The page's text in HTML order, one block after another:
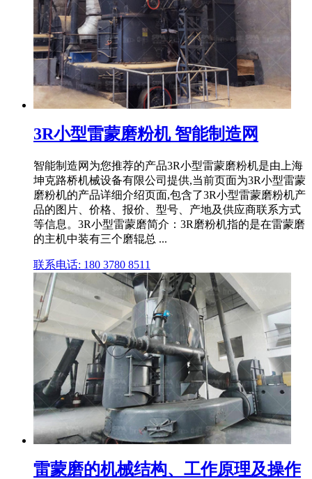
3R小型雷蒙磨粉机 智能制造网
智能制造网为您推荐的产品3R小型雷蒙磨粉机是由上海
坤克路桥机械设备有限公司提供,当前页面为3R小型雷蒙
磨粉机的产品详细介绍页面,包含了3R小型雷蒙磨粉机产
品的图片、价格、报价、型号、产地及供应商联系方式
等信息。3R小型雷蒙磨简介：3R磨粉机指的是在雷蒙磨
的主机中装有三个磨辊总 ...
联系电话: 180 3780 8511
雷蒙磨的机械结构、工作原理及操作